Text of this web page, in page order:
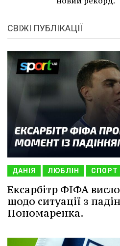
СВІЖІ ПУБЛІКАЦІЇ
ДАНІЯ ЛЮБЛІН СПОРТ
Ексарбітр ФІФА
щодо ситуації з
Пономаренка.